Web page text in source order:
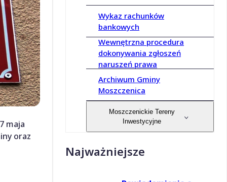
maja
oraz
Wykaz rachunków
bankowych
Wewnętrzna procedura
dokonywania zgłoszeń
naruszeń prawa
Archiwum Gminy
Moszczenica
Moszczenickie Tereny
Inwestycyjne
Najważniejsze